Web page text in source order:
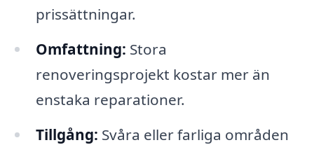
prissättningar.
Omfattning: Stora
renoveringsprojekt kostar mer än
enstaka reparationer.
Tillgång: Svåra eller farliga områden